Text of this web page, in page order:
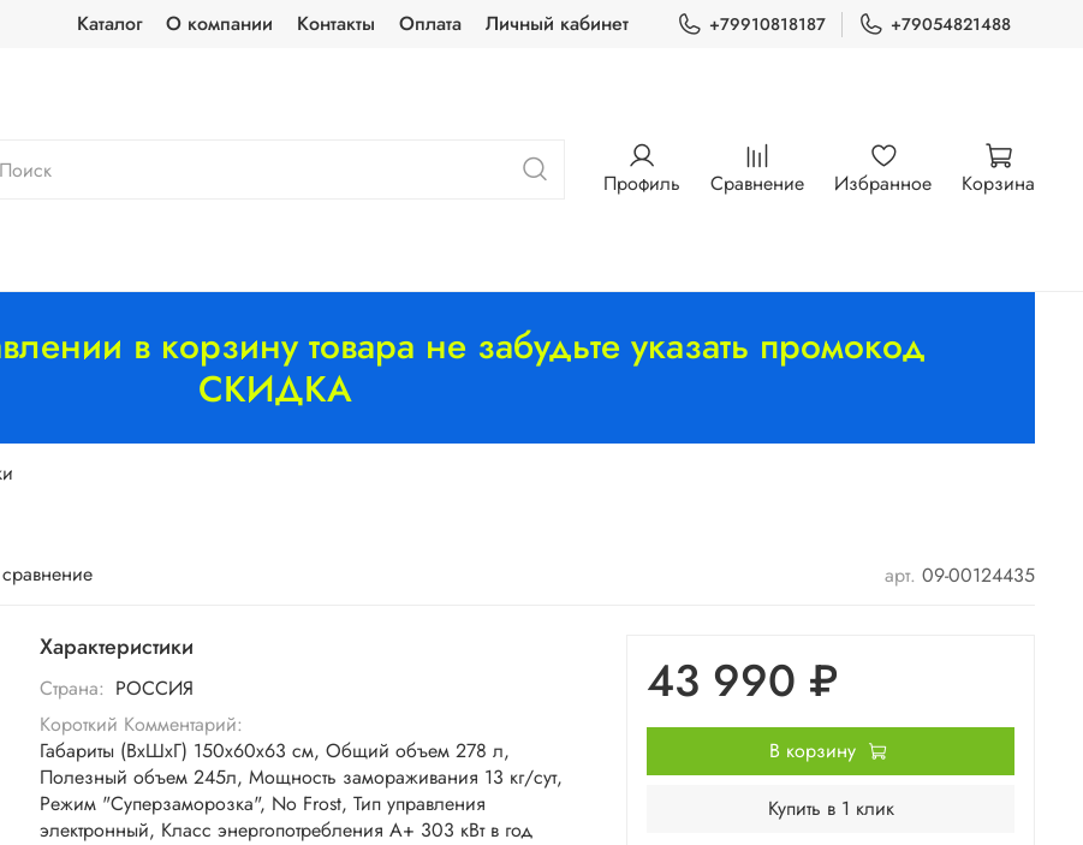
Каталог О компании Контакты Оплата Личный кабинет +79910818187 +79054821488
Профиль Сравнение Избранное Корзина
в корзину товара не забудьте указать промокод
СКИДКА
арт. 09-00124435
Характеристики
Страна: РОССИЯ
Короткий Комментарий:
Габариты (ВхШхГ) 150х60х63 см, Общий объем 278 л,
Полезный объем 245л, Мощность замораживания 13 кг/сут,
Режим "Суперзаморозка", No Frost, Тип управления
электронный, Класс энергопотребления A+ 303 кВт в год
43 990 ₽
В корзину
Купить в 1 клик